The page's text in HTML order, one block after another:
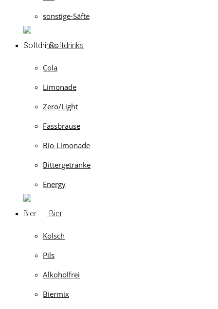
sonstige-Säfte
Softdrinks
Cola
Limonade
Zero/Light
Fassbrause
Bio-Limonade
Bittergetränke
Energy
Bier
Kölsch
Pils
Alkoholfrei
Biermix